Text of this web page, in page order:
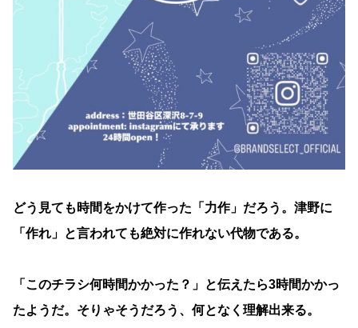
どう見ても時間をかけて作った「力作」だろう。津野に
「作れ」と言われても絶対に作れない代物である。
「このチラシ何時間かかった？」と伝えたら3時間かかっ
たようだ。そりゃそうだろう、何となく理解出来る。